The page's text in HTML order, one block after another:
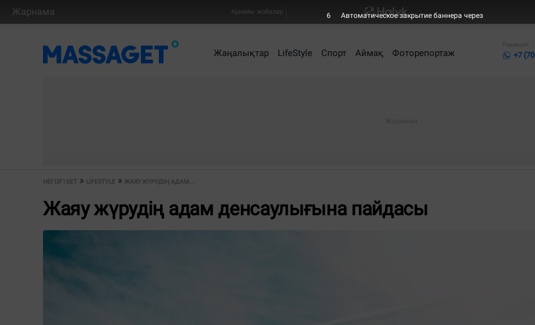
Жарнама Арнайы жобалар
Жаңалықтар LifeStyle Спорт Аймақ Фоторепортаж
Редакция
+7
НЕГІЗГІ БЕТ LIFESTYLE ЖАЯУ ЖҮРУДІҢ АДАМ...
Жаяу жүрудің адам денсаулығына пайдасы
5 Автоматическое закрытие баннера через